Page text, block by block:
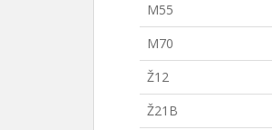
M55
M70
Ž12
Ž21B